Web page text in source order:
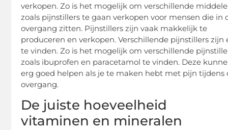
verkopen. Zo is het mogelijk om verschillende
zoals pijnstillers te gaan verkopen voor mensen die in
overgang zitten. Pijnstillers zijn vaak makkelijk te
produceren en verkopen. Verschillende pijnstillers zijn
te vinden. Zo is het mogelijk om verschillende
zoals ibuprofen en paracetamol te vinden. Deze
erg goed helpen als je te maken hebt met pijn tijdens
overgang.
De juiste hoeveelheid
vitaminen en mineralen